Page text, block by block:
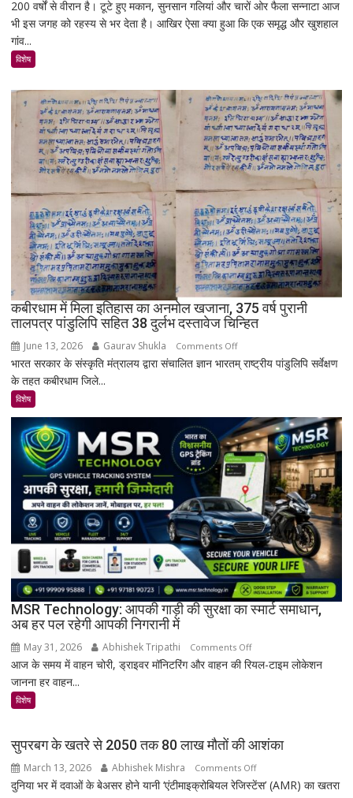
एक
रात
गाँव!
200
साल
बाद
भी
क्यों
बसा
राजस्थान
का
सबसे
रहस्यमयी
गांव?
200 वर्षों से वीरान है। टूटे हुए मकान, सुनसान गलियां और चारों ओर फैला सन्नाटा आज
भी इस जगह को रहस्य से भर देता है। आखिर ऐसा क्या हुआ कि एक समृद्ध और खुशहाल
गांव...
विशेष
कबीरधाम में मिला इतिहास का अनमोल खजाना, 375 वर्ष पुरानी
तालपत्र पांडुलिपि सहित 38 दुर्लभ दस्तावेज चिन्हित
June 13, 2026 Gaurav Shukla Comments Offon
कबीरधाम
का
अनमोल
खजाना,
375
वर्ष
पुरानी
तालपत्र
पांडुलिपि
सहित
38
दुर्लभ
भारत सरकार के संस्कृति मंत्रालय द्वारा संचालित ज्ञान भारतम् राष्ट्रीय पांडुलिपि सर्वेक्षण
के तहत कबीरधाम जिले...
विशेष
MSR Technology: आपकी गाड़ी की सुरक्षा का स्मार्ट समाधान,
अब हर पल रहेगी आपकी निगरानी में
May 31, 2026 Abhishek Tripathi Comments Offon
MSR
सुरक्षा
का
स्मार्ट
आज के समय में वाहन चोरी, ड्राइवर मॉनिटरिंग और वाहन की रियल-टाइम लोकेशन
जानना हर वाहन...
विशेष
सुपरबग के खतरे से 2050 तक 80 लाख मौतों की आशंका
March 13, 2026 Abhishek Mishra Comments Offon
सुपरबग
दुनिया भर में दवाओं के बेअसर होने यानी ‘एंटीमाइक्रोबियल रेजिस्टेंस’ (AMR) का खतरा